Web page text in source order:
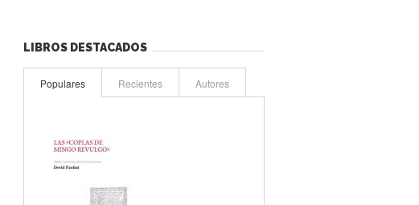
LIBROS DESTACADOS
Populares Recientes Autores